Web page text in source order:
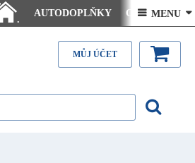
.
AUTODOPLŇKY Ceny doručení
Články - návody Kontakt
 MENU 
MŮJ ÚČET